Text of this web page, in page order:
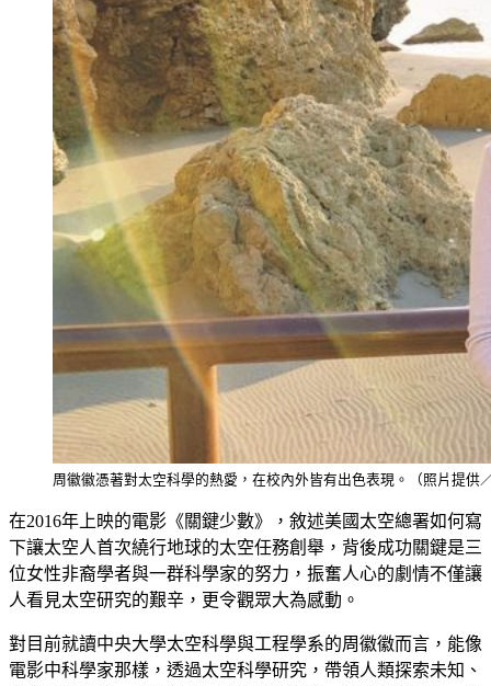
周徽徽憑著對太空科學的熱愛，在校內外皆有出色表現。（照片提供
在2016年上映的電影《關鍵少數》，敘述美國太空總署如何寫
下讓太空人首次繞行地球的太空任務創舉，背後成功關鍵是三
位女性非裔學者與一群科學家的努力，振奮人心的劇情不僅讓
人看見太空研究的艱辛，更令觀眾大為感動。
對目前就讀中央大學太空科學與工程學系的周徽徽而言，能像
電影中科學家那樣，透過太空科學研究，帶領人類探索未知、